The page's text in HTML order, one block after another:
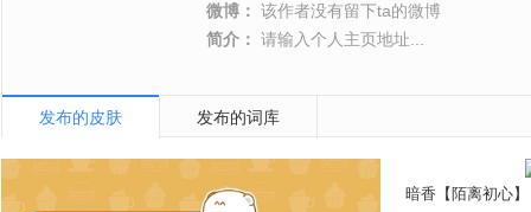
微博： 该作者没有留下ta的微博
简介： 请输入个人主页地址...
发布的皮肤 发布的词库
暗香【陌离初心】